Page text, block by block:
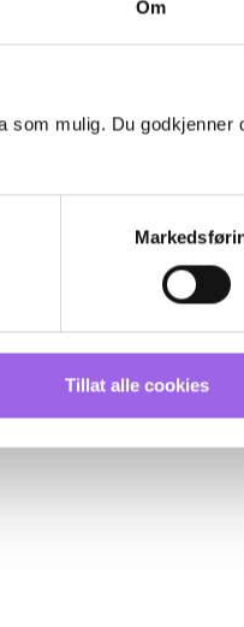
Om
som mulig. Du godkjenner
Tillat alle cookies